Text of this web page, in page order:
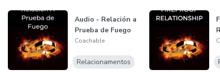
Audio - Relación a
Prueba de Fuego
Coachable
Relacionamentos